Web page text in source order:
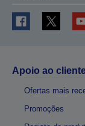
Apoio ao
Ofertas mais
Promoções